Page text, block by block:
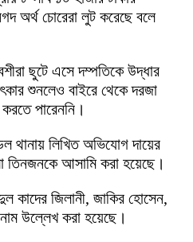
অর্থ চোরেরা লুট করেছে বলে
ছুটে এসে দম্পতিকে উদ্ধার
শুনলেও বাইরে থেকে দরজা
পারেননি।
থানায় লিখিত অভিযোগ দায়ের
তিনজনকে আসামি করা হয়েছে।
কাদের জিলানী, জাকির হোসেন,
উল্লেখ করা হয়েছে।